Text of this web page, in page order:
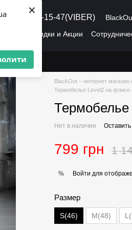
×
(095) 486-15-47(VIBER)
Скидки и Акции
BlackOut – интернет
Термобелье Level2 на флисе
Нет в наличии
799 грн 1
% Войти для
Размер
S(46) M(48)